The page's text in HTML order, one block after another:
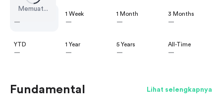
Memuat...
—
1 Week
—
1 Month
—
3 Months
—
YTD
—
1 Year
—
5 Years
—
All-Time
—
Fundamental Lihat selengkapnya